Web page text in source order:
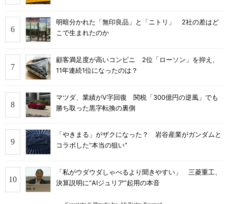
明暗分かれた「無印良品」と「ニトリ」 2社の差はど
こで生まれたのか
顧客満足度が高いコンビニ 2位「ローソン」を抑え、
11年連続1位になったのは？
マツダ、業績がV字回復 関税「300億円の逆風」でも
勝ち取った黒字転換の裏側
「やきまる」がザクになった？ 岩谷産業がガンダムと
コラボした“本当の狙い”
「私がウダウダしゃべるより聞きやすい」 三菱重工、
決算説明に“AIジュリア”起用の本音